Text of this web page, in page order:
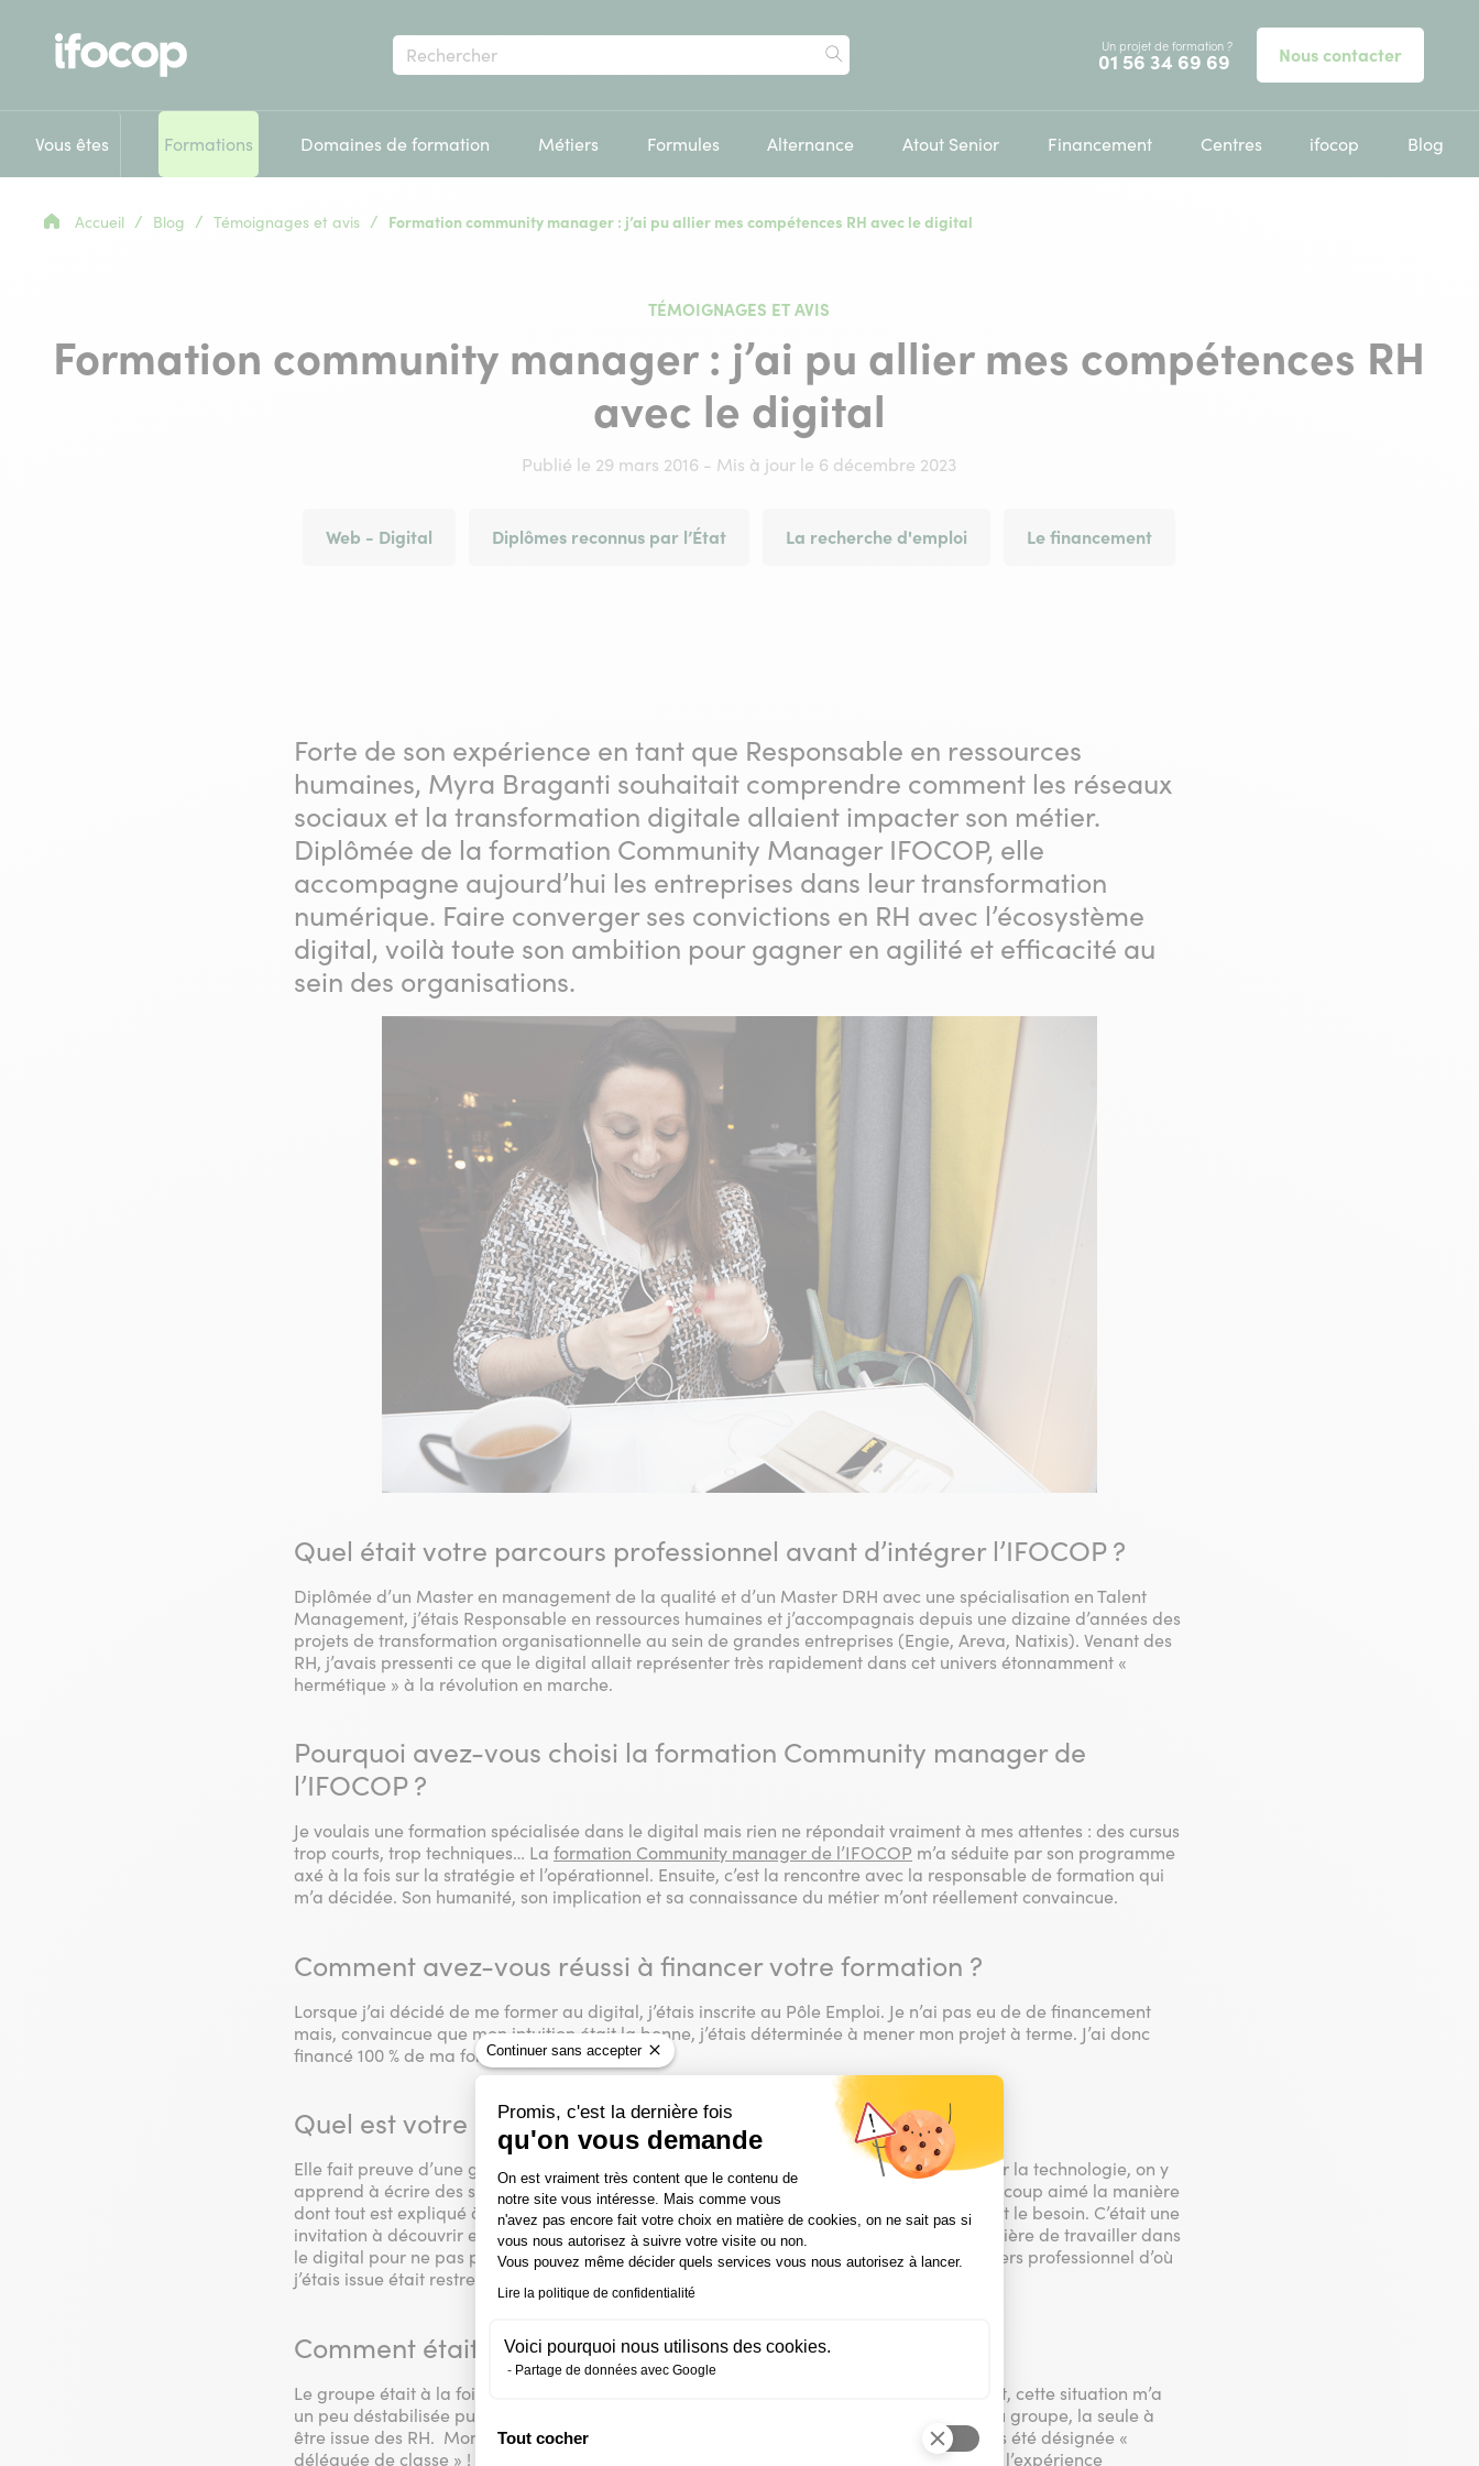
Continuer sans accepter
Promis, c'est la dernière fois
qu'on vous demande
Plateforme de Gestion du Consentement : Personnalisez vos Options
On est vraiment très content que le contenu de
notre site vous intéresse. Mais comme vous
n'avez pas encore fait votre choix en matière de cookies, on ne sait pas si
vous nous autorisez à suivre votre visite ou non.
Vous pouvez même décider quels services vous nous autorisez à lancer.
Lire la politique de confidentialité
Voici pourquoi nous utilisons des cookies.
Partage de données avec Google
Tout cocher
Votre
recherche
Rechercher
Un projet de formation ?
Appelez-nous au
01 56 34 69 69 Nous contacter
Vous êtes Formations Domaines de formation Métiers Formules Alternance Atout Senior Financement Centres ifocop Blog
Accueil / Blog / Témoignages et avis / Formation community manager : j’ai pu allier mes compétences RH avec le digital
TÉMOIGNAGES ET AVIS
Formation community manager : j’ai pu allier mes compétences RH
avec le digital
Publié le 29 mars 2016 - Mis à jour le 6 décembre 2023
Web - Digital Diplômes reconnus par l’État La recherche d'emploi Le financement
Forte de son expérience en tant que Responsable en ressources
humaines, Myra Braganti souhaitait comprendre comment les réseaux
sociaux et la transformation digitale allaient impacter son métier.
Diplômée de la formation Community Manager IFOCOP, elle
accompagne aujourd’hui les entreprises dans leur transformation
numérique. Faire converger ses convictions en RH avec l’écosystème
digital, voilà toute son ambition pour gagner en agilité et efficacité au
sein des organisations.
Quel était votre parcours professionnel avant d’intégrer l’IFOCOP ?
Diplômée d’un Master en management de la qualité et d’un Master DRH avec une spécialisation en Talent
Management, j’étais Responsable en ressources humaines et j’accompagnais depuis une dizaine d’années des
projets de transformation organisationnelle au sein de grandes entreprises (Engie, Areva, Natixis). Venant des
RH, j’avais pressenti ce que le digital allait représenter très rapidement dans cet univers étonnamment «
hermétique » à la révolution en marche.
Pourquoi avez-vous choisi la formation Community manager de
l’IFOCOP ?
Je voulais une formation spécialisée dans le digital mais rien ne répondait vraiment à mes attentes : des cursus
trop courts, trop techniques… La formation Community manager de l’IFOCOP m’a séduite par son programme
axé à la fois sur la stratégie et l’opérationnel. Ensuite, c’est la rencontre avec la responsable de formation qui
m’a décidée. Son humanité, son implication et sa connaissance du métier m’ont réellement convaincue.
Comment avez-vous réussi à financer votre formation ?
Lorsque j’ai décidé de me former au digital, j’étais inscrite au Pôle Emploi. Je n’ai pas eu de de financement
mais, convaincue que mon intuition était la bonne, j’étais déterminée à mener mon projet à terme. J’ai donc
financé 100 % de ma formation !
Quel est votre avis sur la formation théorique?
Elle fait preuve d’une grande ouverture d’esprit. Il ne s’agit pas seulement d’appréhender la technologie, on y
apprend à écrire des scénarios, concevoir une stratégie virale, créer des sites…. J’ai beaucoup aimé la manière
dont tout est expliqué à petite dose. À chacun d’approfondir, s’il le souhaite, s’il en ressent le besoin. C’était une
invitation à découvrir et apprendre de manière autonome…Selon moi, la seule vraie manière de travailler dans
le digital pour ne pas perdre la main. Avec cette approche, j’ai réalisé à quel point l’univers professionnel d’où
j’étais issue était restreint.
Comment était l’ambiance dans votre promotion ?
Le groupe était à la fois très agréable et sérieux. Je faisais partie des plus âgés. Au début, cette situation m’a
un peu déstabilisée puis rapidement j’ai trouvé cela très stimulant. J’étais un peu l’ovni du groupe, la seule à
être issue des RH. Mon profil atypique étonnait mais il a fini par convaincre, j’ai d’ailleurs été désignée «
déléguée de classe » ! La dextérité digitale des jeunes m’a épatée, et en la croisant avec l’expérience